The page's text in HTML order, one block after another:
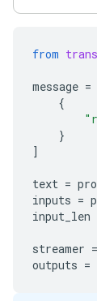
from
message =
{
}
]
text =
inputs =
input_len
streamer =
outputs =